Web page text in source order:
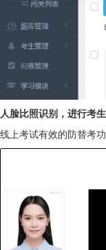
人脸比照识别，进行考
线上考试有效的防替考